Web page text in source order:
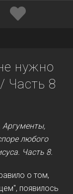
нужно
Часть 8
Аргументы,
любого
Часть 8.
о том,
появилось